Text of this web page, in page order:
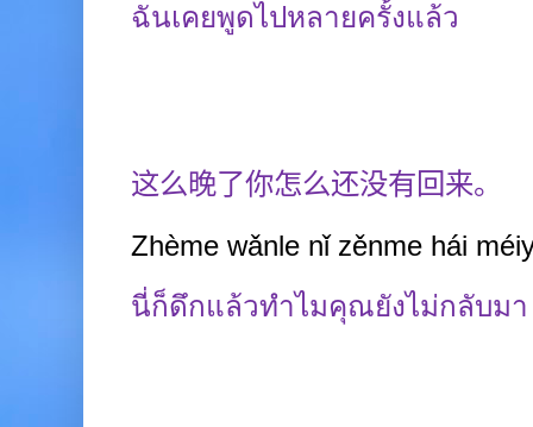
ฉันเคยพูดไปหลายครั้งแล้ว
这么晚了你怎么还没有回来。
Zhème wǎnle nǐ zěnme hái
นี่ก็ดึกแล้วทำไมคุณยังไม่กลับมา